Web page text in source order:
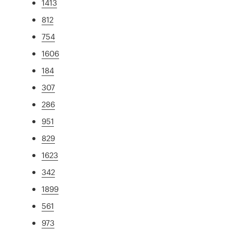
1413
812
754
1606
184
307
286
951
829
1623
342
1899
561
973